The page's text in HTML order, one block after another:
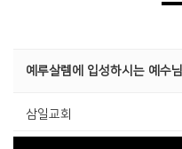
예루살렘에 입성하시는 예수
삼일교회